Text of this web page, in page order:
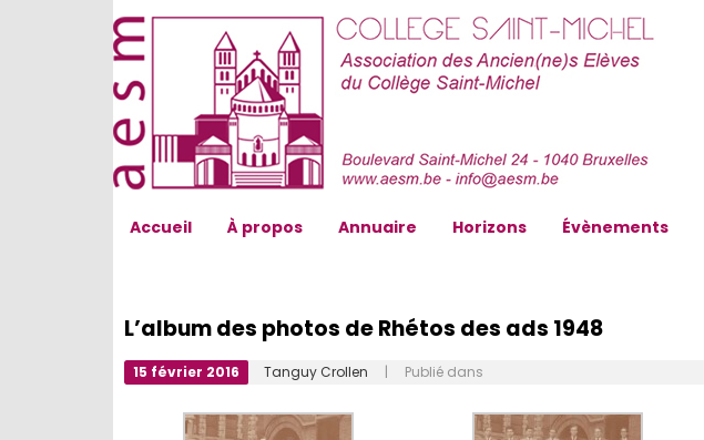
Accueil À propos Annuaire Horizons Évènements
L’album des photos de Rhétos des ads 1948
15 février 2016 Tanguy Crollen | Publié dans